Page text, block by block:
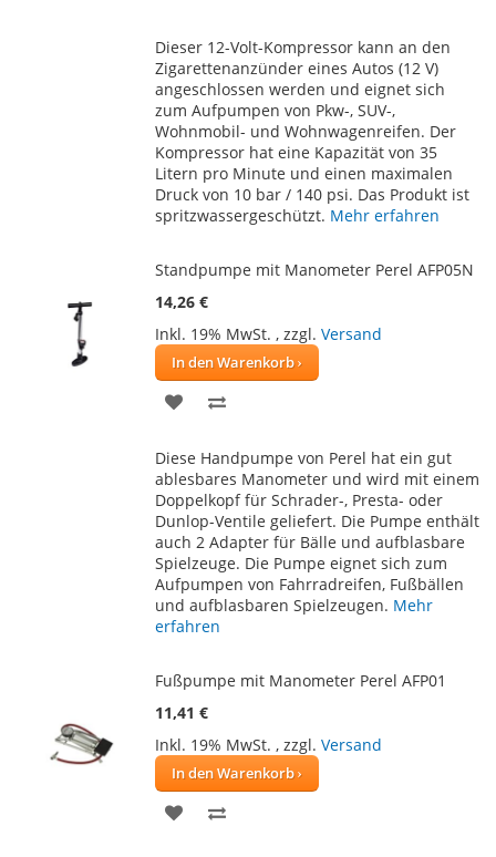
HINZUFÜGEN
HINZUFÜGEN
Dieser 12-Volt-Kompressor kann an den
Zigarettenanzünder eines Autos (12 V)
angeschlossen werden und eignet sich
zum Aufpumpen von Pkw-, SUV-,
Wohnmobil- und Wohnwagenreifen. Der
Kompressor hat eine Kapazität von 35
Litern pro Minute und einen maximalen
Druck von 10 bar / 140 psi. Das Produkt ist
spritzwassergeschützt. Mehr erfahren
Standpumpe mit Manometer Perel AFP05N
14,26 €
Inkl. 19% MwSt. , zzgl. Versand
In den Warenkorb
ZUR
HINZUFÜGEN
HINZUFÜGEN
Diese Handpumpe von Perel hat ein gut
ablesbares Manometer und wird mit einem
Doppelkopf für Schrader-, Presta- oder
Dunlop-Ventile geliefert. Die Pumpe enthält
auch 2 Adapter für Bälle und aufblasbare
Spielzeuge. Die Pumpe eignet sich zum
Aufpumpen von Fahrradreifen, Fußbällen
und aufblasbaren Spielzeugen. Mehr
erfahren
Fußpumpe mit Manometer Perel AFP01
11,41 €
Inkl. 19% MwSt. , zzgl. Versand
In den Warenkorb
ZUR